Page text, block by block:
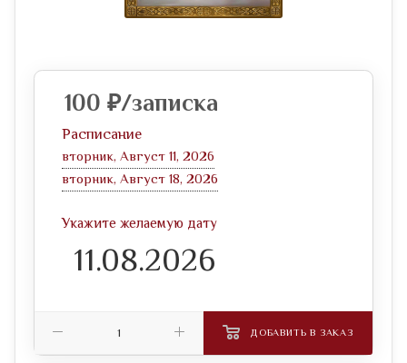
100 ₽/записка
Расписание
вторник, Август 11, 2026
вторник, Август 18, 2026
Укажите желаемую дату
ДОБАВИТЬ В ЗАКАЗ